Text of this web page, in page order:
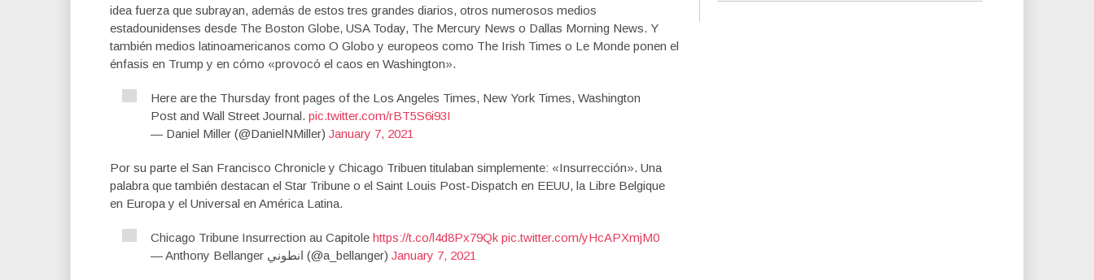
idea fuerza que subrayan, además de estos tres grandes diarios, otros numerosos medios
estadounidenses desde The Boston Globe, USA Today, The Mercury News o Dallas Morning News. Y
también medios latinoamericanos como O Globo y europeos como The Irish Times o Le Monde ponen el
énfasis en Trump y en cómo «provocó el caos en Washington».
Here are the Thursday front pages of the Los Angeles Times, New York Times, Washington
Post and Wall Street Journal. pic.twitter.com/rBT5S6i93I
— Daniel Miller (@DanielNMiller) January 7, 2021
Por su parte el San Francisco Chronicle y Chicago Tribuen titulaban simplemente: «Insurrección». Una
palabra que también destacan el Star Tribune o el Saint Louis Post-Dispatch en EEUU, la Libre Belgique
en Europa y el Universal en América Latina.
Chicago Tribune Insurrection au Capitole https://t.co/l4d8Px79Qk pic.twitter.com/yHcAPXmjM0
— Anthony Bellanger انطوني (@a_bellanger) January 7, 2021